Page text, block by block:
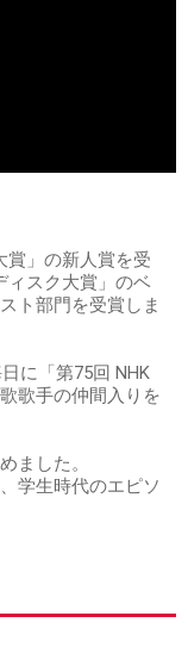
賞」の新人賞を受
ィスク大賞」のベ
ト部門を受賞しま
に「第75回 NHK
歌手の仲間入りを
ました。
学生時代のエピソ